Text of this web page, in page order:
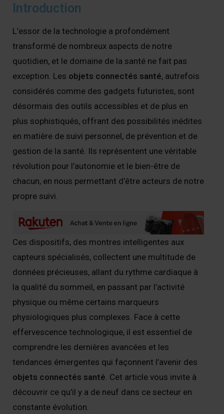
Introduction
L’essor de la technologie a profondément
transformé de nombreux aspects de notre
quotidien, et le domaine de la santé ne fait pas
exception. Les objets connectés santé, autrefois
considérés comme des gadgets futuristes, sont
désormais des outils accessibles et de plus en
plus sophistiqués, offrant des possibilités inédites
en matière de suivi personnel, de prévention et de
gestion de la santé. Ils représentent une véritable
révolution pour l’autonomie et le bien-être de
chacun, en nous permettant d’être acteurs de notre
propre suivi.
Ces dispositifs, des montres intelligentes aux
capteurs spécialisés, collectent une multitude de
données précieuses, allant du rythme cardiaque à
la qualité du sommeil, en passant par l’activité
physique ou même certains marqueurs
physiologiques plus complexes. Face à cette
effervescence technologique, il est essentiel de
comprendre les dernières avancées et les
tendances émergentes qui façonnent l’avenir des
objets connectés santé. Cet article vous invite à
découvrir ce qu’il y a de neuf dans ce secteur en
constante évolution.